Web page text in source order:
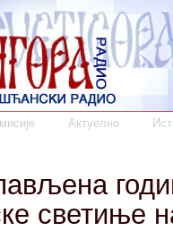
Актуелно
светиње